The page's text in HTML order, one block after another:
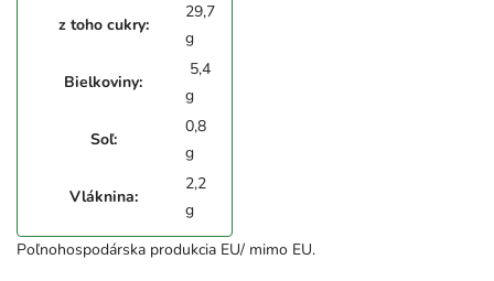
z toho cukry:
29,7
g
Bielkoviny:
5,4
g
Soľ:
0,8
g
Vláknina:
2,2
g
Poľnohospodárska produkcia EU/ mimo EU.